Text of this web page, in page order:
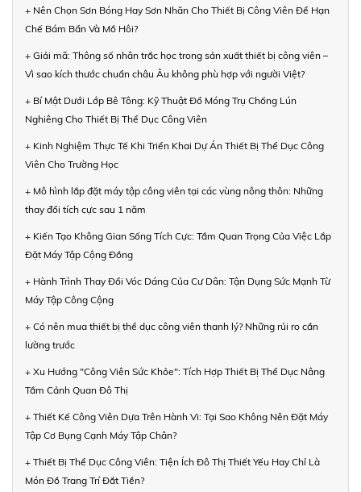
+ Nên Chọn Sơn Bóng Hay Sơn Nhăn Cho Thiết Bị Công Viên Để Hạn
Chế Bám Bẩn Và Mồ Hôi?
+ Giải mã: Thông số nhân trắc học trong sản xuất thiết bị công viên –
Vì sao kích thước chuẩn châu Âu không phù hợp với người Việt?
+ Bí Mật Dưới Lớp Bê Tông: Kỹ Thuật Đổ Móng Trụ Chống Lún
Nghiêng Cho Thiết Bị Thể Dục Công Viên
+ Kinh Nghiệm Thực Tế Khi Triển Khai Dự Án Thiết Bị Thể Dục Công
Viên Cho Trường Học
+ Mô hình lắp đặt máy tập công viên tại các vùng nông thôn: Những
thay đổi tích cực sau 1 năm
+ Kiến Tạo Không Gian Sống Tích Cực: Tầm Quan Trọng Của Việc Lắp
Đặt Máy Tập Cộng Đồng
+ Hành Trình Thay Đổi Vóc Dáng Của Cư Dân: Tận Dụng Sức Mạnh Từ
Máy Tập Công Cộng
+ Có nên mua thiết bị thể dục công viên thanh lý? Những rủi ro cần
lường trước
+ Xu Hướng "Công Viên Sức Khỏe": Tích Hợp Thiết Bị Thể Dục Nâng
Tầm Cảnh Quan Đô Thị
+ Thiết Kế Công Viên Dựa Trên Hành Vi: Tại Sao Không Nên Đặt Máy
Tập Cơ Bụng Cạnh Máy Tập Chân?
+ Thiết Bị Thể Dục Công Viên: Tiện Ích Đô Thị Thiết Yếu Hay Chỉ Là
Món Đồ Trang Trí Đắt Tiền?